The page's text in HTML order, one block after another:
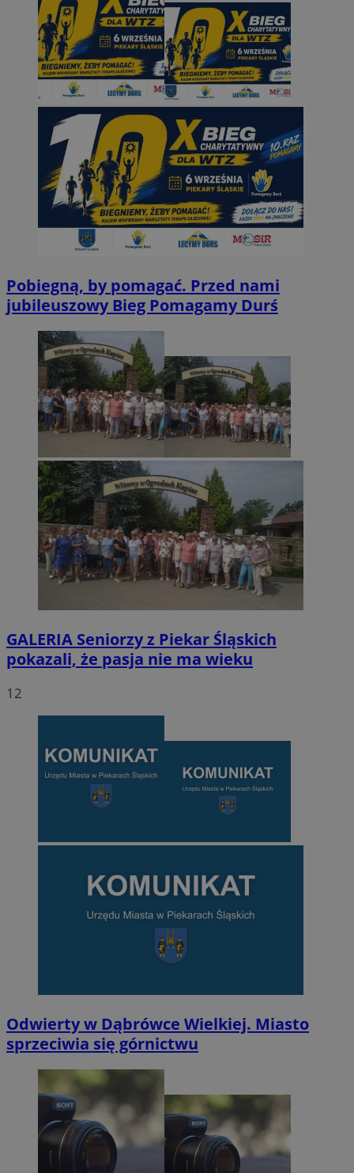
Pobiegną, by pomagać. Przed nami
jubileuszowy Bieg Pomagamy Durś
GALERIA Seniorzy z Piekar Śląskich
pokazali, że pasja nie ma wieku
12
Odwierty w Dąbrówce Wielkiej. Miasto
sprzeciwia się górnictwu